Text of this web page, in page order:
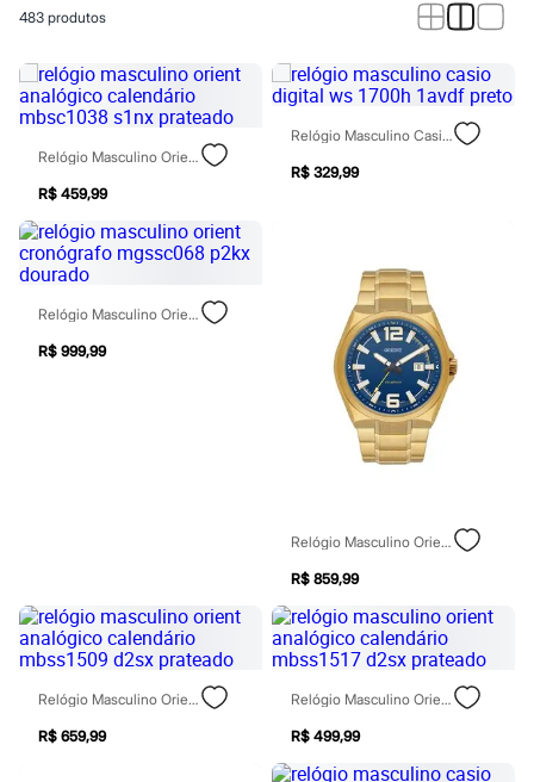
Casacos e Jaquetas
Macacões
Saias
Shorts e Bermudas
Vestidos
Acessórios
Bonés e Chapéus
Bijoux
Cintos
Óculos
Relógios
Calçados
Botas
Chinelos
Acessórios
Blusas
Calçados
Leggings
Shorts e Bermudas
Tops
Moda íntima
483 produtos
Relógio Masculino Orient Analógico Calendário Mbsc1038 S1nx Prateado
R$ 459,99
Relógio Masculino Casio Digital Ws 1700h 1avdf Preto
R$ 329,99
Relógio Masculino Orient Cronógrafo Mgssc068 P2kx Dourado
R$ 999,99
Relógio Masculino Orient Analógico Calendário Mgss1301 D2kx Dourado
R$ 859,99
Relógio Masculino Orient Analógico Calendário Mbss1509 D2sx Prateado
R$ 659,99
Relógio Masculino Orient Analógico Calendário Mbss1517 D2sx Prateado
R$ 499,99